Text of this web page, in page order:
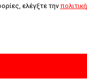
ελέγξτε την πολιτική